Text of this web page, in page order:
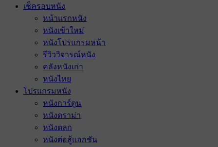
เช็ครอบหนัง
หน้าแรกหนัง
หนังเข้าใหม่
หนังโปรแกรมหน้า
รีวิววิจารณ์หนัง
คลังหนังเก่า
หนังไทย
โปรแกรมหนัง
หนังการ์ตูน
หนังดราม่า
หนังตลก
หนังต่อสู้แอกชัน